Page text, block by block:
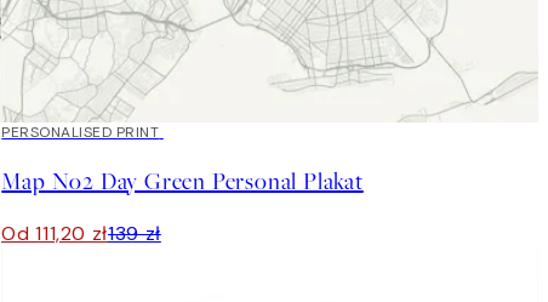
20%*
PERSONALISED PRINT
Map No2 Day Green Personal Plakat
Od 111,20 zł139 zł